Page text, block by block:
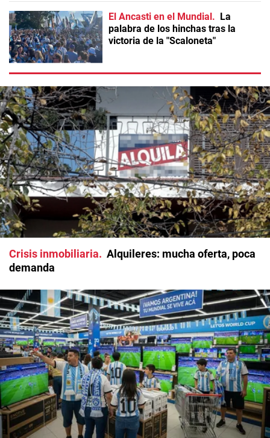
El Ancasti en el Mundial
La
palabra de los hinchas tras la
victoria de la "Scaloneta"
Crisis inmobiliaria
Alquileres: mucha oferta, poca
demanda